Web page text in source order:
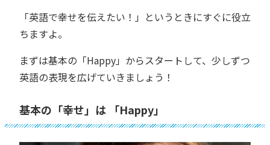
「英語で幸せを伝えたい！」というときにすぐに役立
ちますよ。
まずは基本の「Happy」からスタートして、少しずつ
英語の表現を広げていきましょう！
基本の「幸せ」は 「Happy」